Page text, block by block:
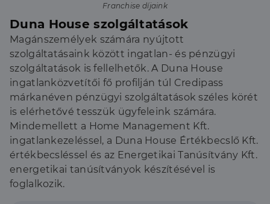
Franchise díjaink
Duna House szolgáltatások
Magánszemélyek számára nyújtott
szolgáltatásaink között ingatlan- és pénzügyi
szolgáltatások is fellelhetők. A Duna House
ingatlanközvetítői fő profilján túl Credipass
márkanéven pénzügyi szolgáltatások széles körét
is elérhetővé tesszük ügyfeleink számára.
Mindemellett a Home Management Kft.
ingatlankezeléssel, a Duna House Értékbecslő Kft.
értékbecsléssel és az Energetikai Tanúsítvány Kft.
energetikai tanúsítványok készítésével is
foglalkozik.